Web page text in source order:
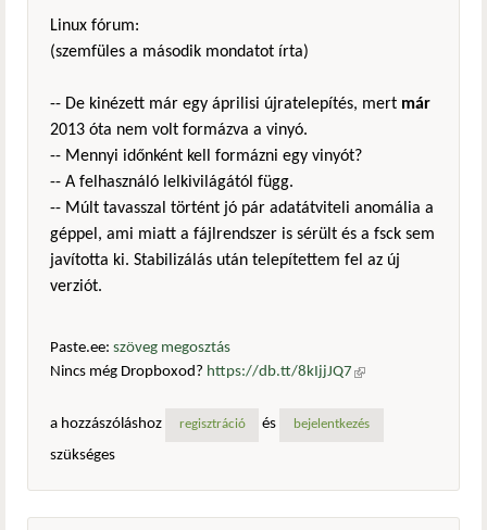
Linux fórum:
(szemfüles a második mondatot írta)
-- De kinézett már egy áprilisi újratelepítés, mert már
2013 óta nem volt formázva a vinyó.
-- Mennyi időnként kell formázni egy vinyót?
-- A felhasználó lelkivilágától függ.
-- Múlt tavasszal történt jó pár adatátviteli anomália a
géppel, ami miatt a fájlrendszer is sérült és a fsck sem
javította ki. Stabilizálás után telepítettem fel az új
verziót.
Paste.ee: szöveg megosztás
Nincs még Dropboxod? https://db.tt/8kIjjJQ7 (külső
a hozzászóláshoz
regisztráció és bejelentkezés
szükséges